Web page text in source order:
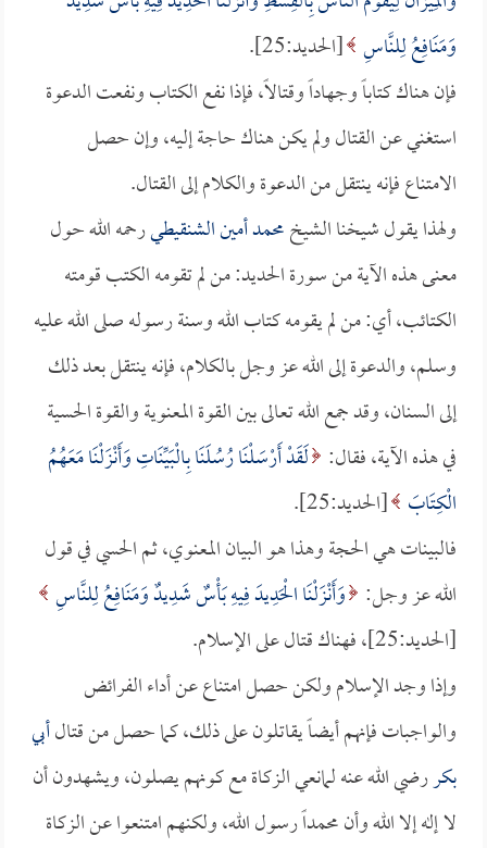
وَمَنَافِعُ لِلنَّاسِ [الحديد:25].
فإن هناك كتاباً وجهاداً وقتالاً، فإذا نفع الكتاب ونفعت الدعوة
استغني عن القتال ولم يكن هناك حاجة إليه، وإن حصل
الامتناع فإنه ينتقل من الدعوة والكلام إلى القتال.
ولهذا يقول شيخنا الشيخمحمد أمين الشنقيطيرحمه الله حول
معنى هذه الآية من سورة الحديد: من لم تقومه الكتب قومته
الكتائب، أي: من لم يقومه كتاب الله وسنة رسوله صلى الله عليه
وسلم، والدعوة إلى الله عز وجل بالكلام، فإنه ينتقل بعد ذلك
إلى السنان، وقد جمع الله تعالى بين القوة المعنوية والقوة الحسية
في هذه الآية، فقال: لَقَدْ أَرْسَلْنَا رُسُلَنَا بِالْبَيِّنَاتِ وَأَنْزَلْنَا مَعَهُمُ
الْكِتَابَ [الحديد:25].
فالبينات هي الحجة وهذا هو البيان المعنوي، ثم الحسي في قول
الله عز وجل: وَأَنْزَلْنَا الْحَدِيدَ فِيهِ بَأْسٌ شَدِيدٌ وَمَنَافِعُ لِلنَّاسِ
[الحديد:25]، فهناك قتال على الإسلام.
وإذا وجد الإسلام ولكن حصل امتناع عن أداء الفرائض
والواجبات فإنهم أيضاً يقاتلون على ذلك، كما حصل من قتالأبي
بكررضي الله عنه لمانعي الزكاة مع كونهم يصلون، ويشهدون أن
لا إله إلا الله وأن محمداً رسول الله، ولكنهم امتنعوا عن الزكاة